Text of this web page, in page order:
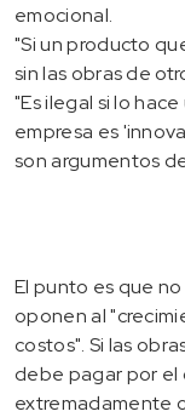
emocional.
"Si un producto
sin las obras de
"Es ilegal si lo
empresa es
son argumentos
El punto es que
oponen al
costos". Si las
debe pagar por el
extremadamente